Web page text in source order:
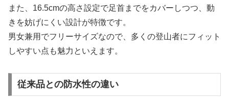
また、16.5cmの高さ設定で足首までをカバーしつつ、動
きを妨げにくい設計が特徴です。
男女兼用でフリーサイズなので、多くの登山者にフィット
しやすい点も魅力といえます。
従来品との防水性の違い